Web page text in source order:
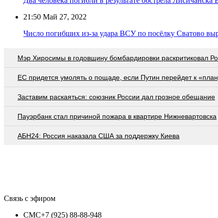
21:50 Май 27, 2022
Число погибших из-за удара ВСУ по посёлку Сватово
Мэр Хиросимы в годовщину бомбардировки раскритиковал
EC придется умолять о пощаде, если Путин перейдет к
Заставим раскаяться: союзник России дал грозное обещание
Пауэрбанк стал причиной пожара в квартире Нижневартовска
АБН24: Россия наказала США за поддержку Киева
Связь с эфиром
СМС+7 (925) 88-88-948